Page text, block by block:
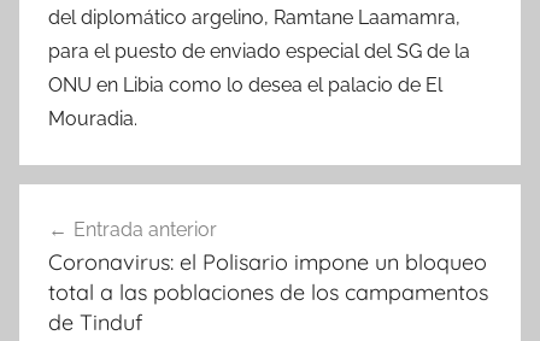
del diplomático argelino, Ramtane Laamamra,
para el puesto de enviado especial del SG de la
ONU en Libia como lo desea el palacio de El
Mouradia.
de
entradas
Entrada anterior
Coronavirus: el Polisario impone un bloqueo
total a las poblaciones de los campamentos
de Tinduf